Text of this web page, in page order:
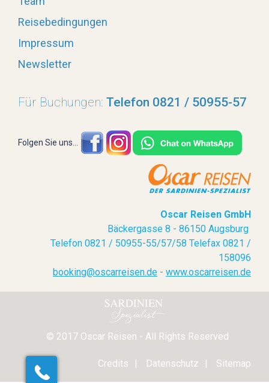
Reisebedingungen
Impressum
Newsletter
Für Buchungen: Telefon 0821 / 50955-57
Folgen Sie uns...
Oscar Reisen GmbH
Bäckergasse 8 - 86150 Augsburg
Telefon 0821 / 50955-55/57/58 Telefax 0821 /
158096
booking@oscarreisen.de - www.oscarreisen.de
© 2017 Oscar Reisen - All Rights Reserved
Credits Datenschutz Sitemap